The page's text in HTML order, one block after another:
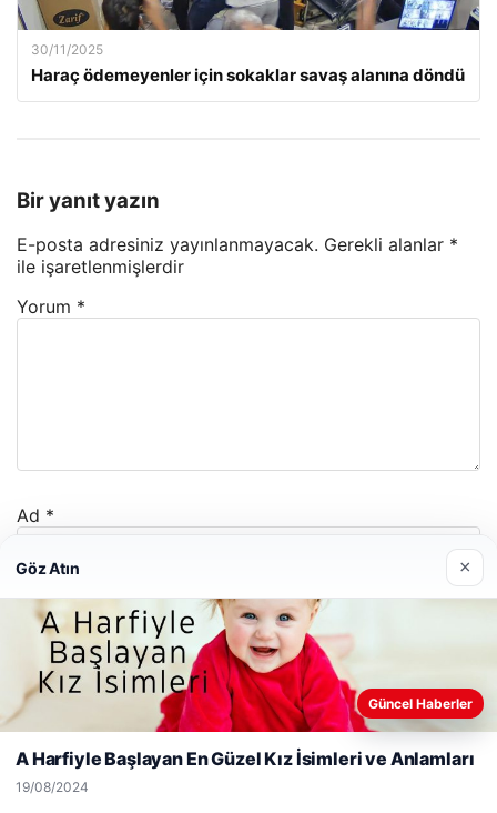
30/11/2025
Haraç ödemeyenler için sokaklar savaş alanına döndü
Bir yanıt yazın
E-posta adresiniz yayınlanmayacak. Gerekli alanlar *
ile işaretlenmişlerdir
Yorum *
Ad *
E-posta*
İnternet sitesi
Web sitemizi nasıl kullandığınızı daha iyi anlayabilmek,
deneyiminizi kişiselleştirmek ve geliştirmek amacıyla çerezler
Reddet Kabul Et
Göz Atın ×
Güncel Haberler
A Harfiyle Başlayan En Güzel Kız İsimleri ve Anlamları
19/08/2024